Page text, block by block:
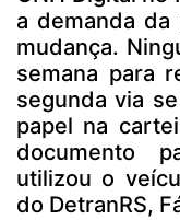
a demanda
mudança.
semana para
segunda via
papel na
documento
utilizou o
do DetranRS,